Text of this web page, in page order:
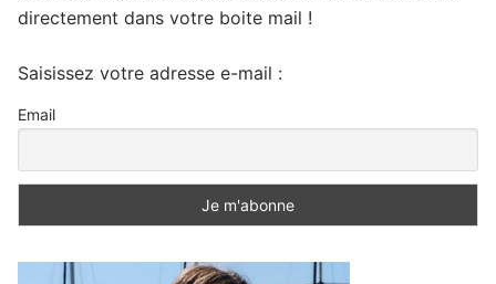
directement dans votre boite mail !
Saisissez votre adresse e-mail :
Email